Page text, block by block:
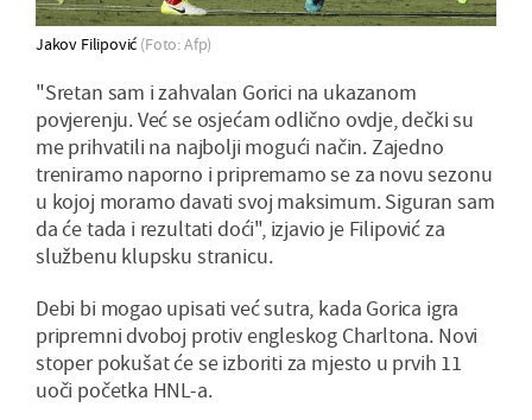
Jakov Filipović (Foto: Afp)
"Sretan sam i zahvalan Gorici na ukazanom
povjerenju. Već se osjećam odlično ovdje, dečki su
me prihvatili na najbolji mogući način. Zajedno
treniramo naporno i pripremamo se za novu sezonu
u kojoj moramo davati svoj maksimum. Siguran sam
da će tada i rezultati doći", izjavio je Filipović za
službenu klupsku stranicu.
Debi bi mogao upisati već sutra, kada Gorica igra
pripremni dvoboj protiv engleskog Charltona. Novi
stoper pokušat će se izboriti za mjesto u prvih 11
uoči početka HNL-a.